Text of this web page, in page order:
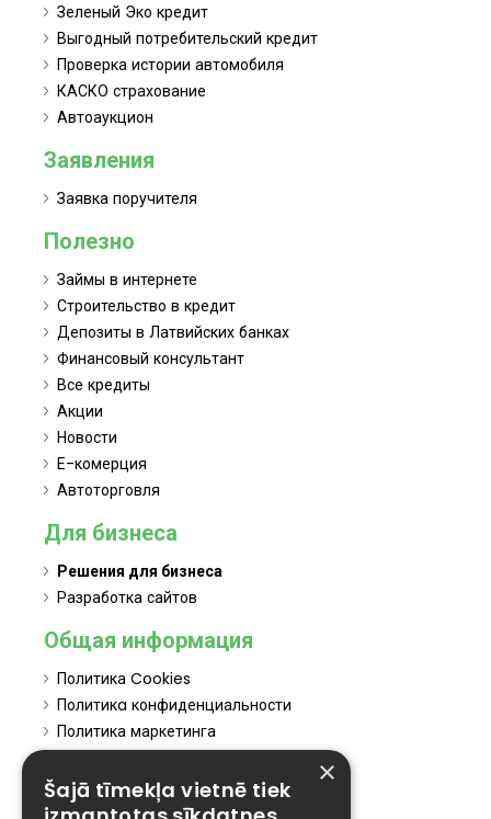
Зеленый Эко кредит
Выгодный потребительский кредит
Проверка истории автомобиля
КАСКО страхование
Автоаукцион
Заявления
Заявка поручителя
Полезно
Займы в интернете
Строительство в кредит
Депозиты в Латвийских банках
Финансовый консультант
Все кредиты
Акции
Новости
Е-комерция
Автоторговля
Для бизнеса
Решения для бизнеса
Разработка сайтов
Общая информация
Политика Cookies
Политикa конфиденциальности
Политика маркетинга
Политика отказа
Atteikties no mārketinga
×
Šajā tīmekļa vietnē tiek